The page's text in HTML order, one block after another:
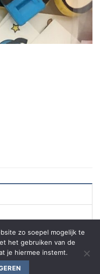
zo soepel mogelijk te
het gebruiken van de
je hiermee instemt.